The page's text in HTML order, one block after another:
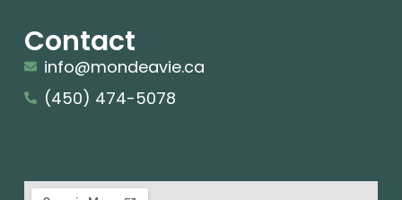
Contact
info@mondeavie.ca
(450) 474-5078